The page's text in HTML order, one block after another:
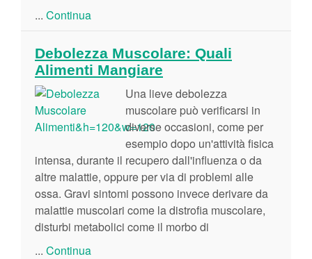
... Continua
Debolezza Muscolare: Quali
Alimenti Mangiare
Una lieve debolezza
muscolare può verificarsi in
diverse occasioni, come per
esempio dopo un'attività fisica
intensa, durante il recupero dall'influenza o da
altre malattie, oppure per via di problemi alle
ossa. Gravi sintomi possono invece derivare da
malattie muscolari come la distrofia muscolare,
disturbi metabolici come il morbo di
... Continua